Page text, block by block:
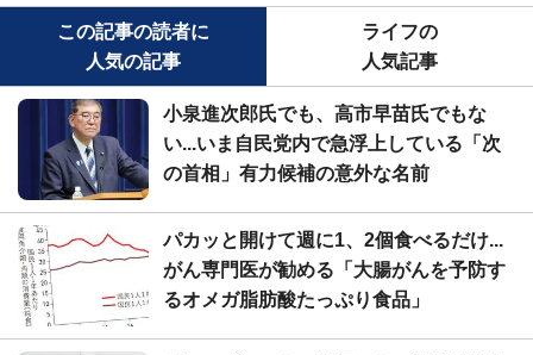
この記事の読者に
人気の記事
ライフの
人気記事
小泉進次郎氏でも、高市早苗氏でもな
い...いま自民党内で急浮上している「次
の首相」有力候補の意外な名前
パカッと開けて週に1、2個食べるだけ...
がん専門医が勧める「大腸がんを予防す
るオメガ脂肪酸たっぷり食品」